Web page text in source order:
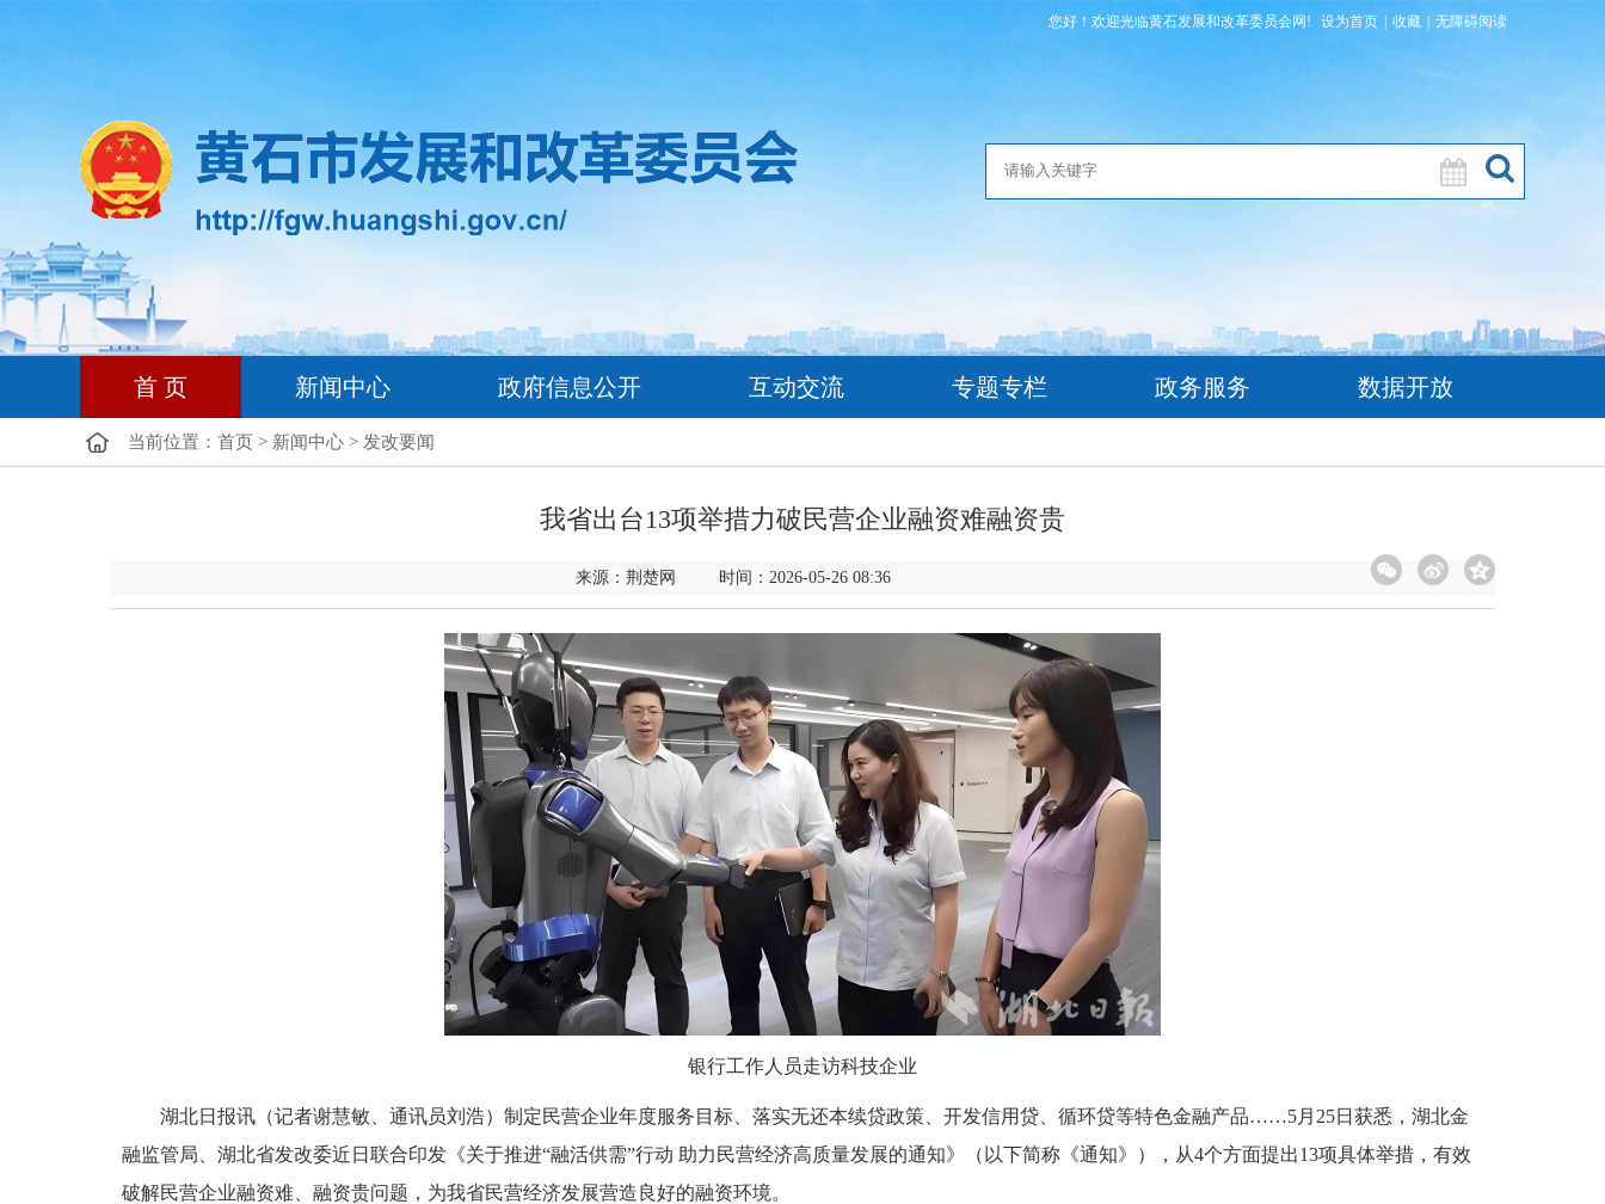
您好！欢迎光临黄石发展和改革委员会网! 设为首页 收藏 无障碍阅读
首 页 新闻中心 政府信息公开 互动交流 专题专栏 政务服务 数据开放
当前位置： 首页 > 新闻中心 > 发改要闻
我省出台13项举措力破民营企业融资难融资贵
来源：荆楚网 时间：2026-05-26 08:36
银行工作人员走访科技企业
湖北日报讯（记者谢慧敏、通讯员刘浩）制定民营企业年度服务目标、落实无还本续贷政策、开发信用贷、循环贷等特色金融产品……5月25日获悉，湖北金
融监管局、湖北省发改委近日联合印发《关于推进“融活供需”行动 助力民营经济高质量发展的通知》（以下简称《通知》），从4个方面提出13项具体举措，有效
破解民营企业融资难、融资贵问题，为我省民营经济发展营造良好的融资环境。